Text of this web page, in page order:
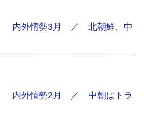
内外情勢3月 ／ 北朝鮮、中
内外情勢2月 ／ 中朝はトラ